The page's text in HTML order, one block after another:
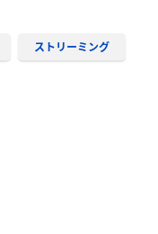
ストリーミング